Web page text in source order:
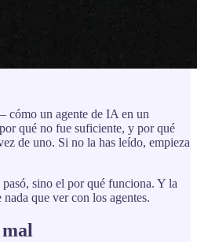
cómo un agente de IA en un
qué no fue suficiente, y por qué
de uno. Si no la has leído, empieza
sino el por qué funciona. Y la
que ver con los agentes.
mal